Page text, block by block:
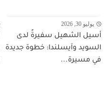
يوليو 30, 2026
أسيل الشهيل سفيرةً لدى
السويد وآيسلندا: خطوة جديدة
في مسيرة...